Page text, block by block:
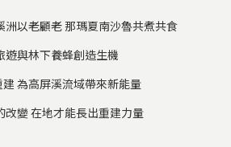
洲以老顧老 那瑪夏南沙魯共煮共食
遊與林下養蜂創造生機
為高屏溪流域帶來新能量
改變 在地才能長出重建力量